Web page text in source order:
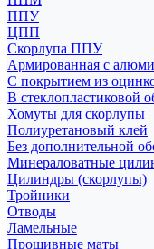
ППУ
ЦПП
Скорлупа ППУ
Армированная с
С покрытием из
В стеклопластиковой
Хомуты для скорлупы
Полиуретановый клей
Без дополнительной
Минераловатные
Цилиндры (скорлупы)
Тройники
Отводы
Ламельные
Прошивные маты